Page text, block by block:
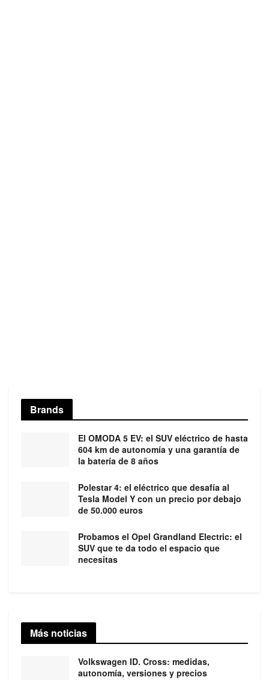
Brands
El OMODA 5 EV: el SUV eléctrico de hasta
604 km de autonomía y una garantía de
la batería de 8 años
Polestar 4: el eléctrico que desafía al
Tesla Model Y con un precio por debajo
de 50.000 euros
Probamos el Opel Grandland Electric: el
SUV que te da todo el espacio que
necesitas
Más noticias
Volkswagen ID. Cross: medidas,
autonomía, versiones y precios